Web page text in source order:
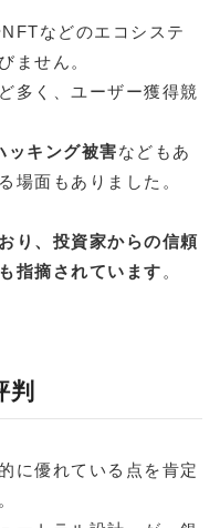
などのエコシステ
ません。
多く、ユーザー獲得競
ッキング被害などもあ
場面もありました。
り、投資家からの信頼
指摘されています 。
判
に優れている点を肯定